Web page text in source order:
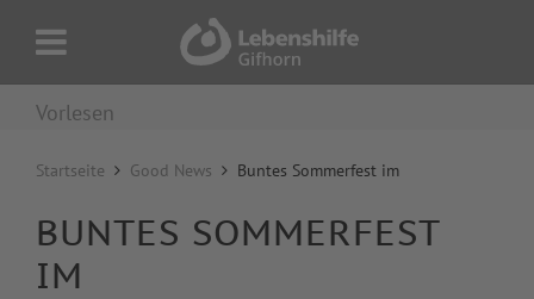
Vorlesen
Startseite Good News Buntes Sommerfest im
BUNTES SOMMERFEST
IM